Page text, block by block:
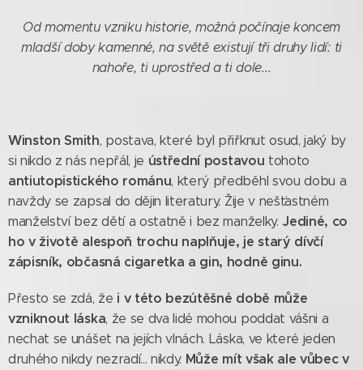
Od momentu vzniku historie, možná počínaje koncem
mladší doby kamenné, na světě existují tři druhy lidí: ti
nahoře, ti uprostřed a ti dole...
Winston Smith, postava, které byl přiřknut osud, jaký by
si nikdo z nás nepřál, je ústřední postavou tohoto
antiutopistického románu, který předběhl svou dobu a
navždy se zapsal do dějin literatury. Žije v nešťastném
manželství bez dětí a ostatně i bez manželky. Jediné, co
ho v životě alespoň trochu naplňuje, je starý dívčí
zápisník, občasná cigaretka a gin, hodně ginu.
Přesto se zdá, že i v této bezútěšné době může
vzniknout láska, že se dva lidé mohou poddat vášni a
nechat se unášet na jejích vlnách. Láska, ve které jeden
druhého nikdy nezradí... nikdy. Může mít však ale vůbec v